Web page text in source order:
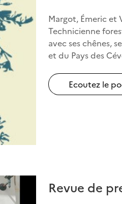
Margot, Émeric et
Technicienne
avec ses chênes,
et du Pays des
Ecoutez le
Revue de